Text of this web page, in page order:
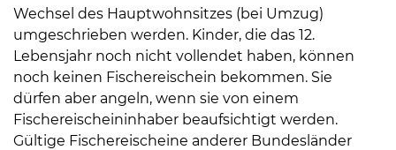
Vereinbarung.
Wechsel des Hauptwohnsitzes (bei Umzug)
umgeschrieben werden. Kinder, die das 12.
Lebensjahr noch nicht vollendet haben, können
noch keinen Fischereischein bekommen. Sie
dürfen aber angeln, wenn sie von einem
Fischereischeininhaber beaufsichtigt werden.
Gültige Fischereischeine anderer Bundesländer